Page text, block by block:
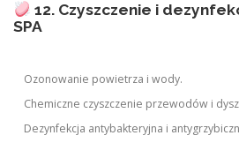
12. Czyszczenie i
SPA
Ozonowanie powietrza i wody.
Chemiczne czyszczenie przewodów i
Dezynfekcja antybakteryjna i